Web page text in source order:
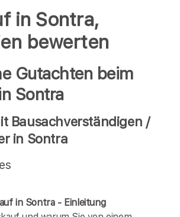
in Sontra,
bewerten
Gutachten beim
Sontra
Bausachverständigen /
in Sontra
in Sontra - Einleitung